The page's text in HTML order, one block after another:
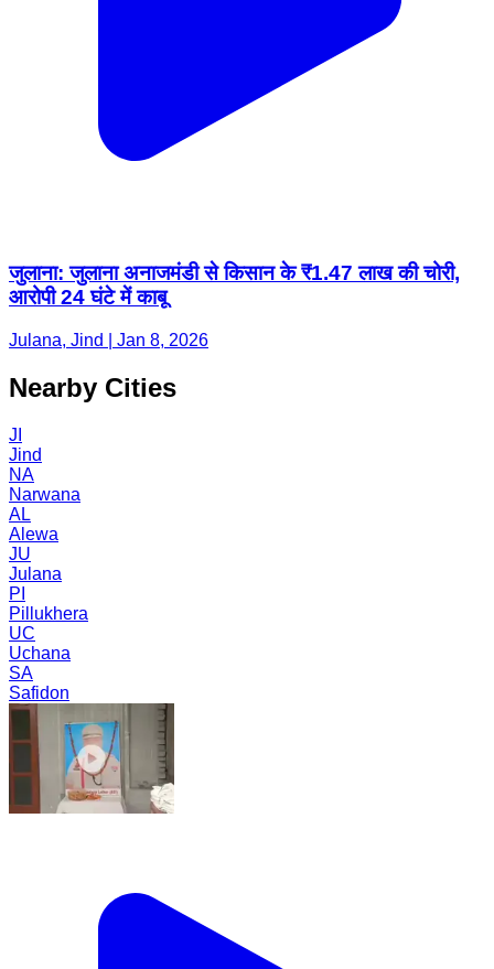
जुलाना: जुलाना अनाजमंडी से किसान के ₹1.47 लाख की चोरी,
आरोपी 24 घंटे में काबू
Julana, Jind | Jan 8, 2026
Nearby Cities
JI
Jind
NA
Narwana
AL
Alewa
JU
Julana
PI
Pillukhera
UC
Uchana
SA
Safidon